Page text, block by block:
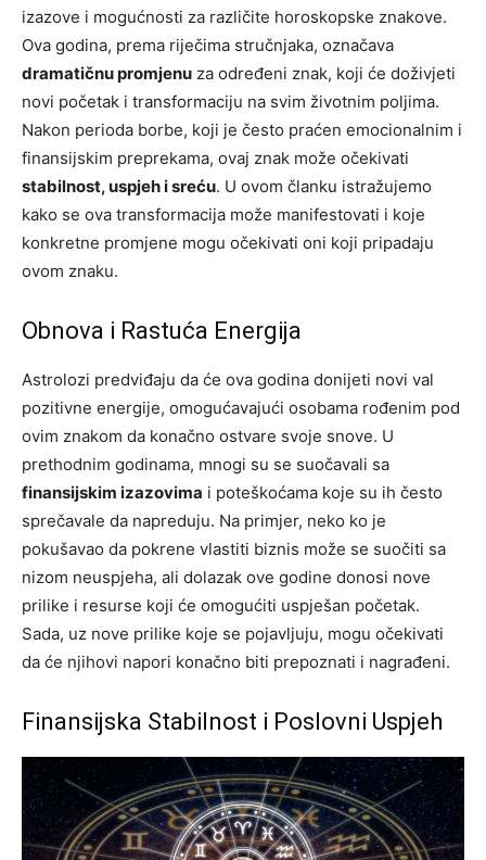
izazove i mogućnosti za različite horoskopske znakove.
Ova godina, prema riječima stručnjaka, označava
dramatičnu promjenu za određeni znak, koji će doživjeti
novi početak i transformaciju na svim životnim poljima.
Nakon perioda borbe, koji je često praćen emocionalnim i
finansijskim preprekama, ovaj znak može očekivati
stabilnost, uspjeh i sreću. U ovom članku istražujemo
kako se ova transformacija može manifestovati i koje
konkretne promjene mogu očekivati oni koji pripadaju
ovom znaku.
Obnova i Rastuća Energija
Astrolozi predviđaju da će ova godina donijeti novi val
pozitivne energije, omogućavajući osobama rođenim pod
ovim znakom da konačno ostvare svoje snove. U
prethodnim godinama, mnogi su se suočavali sa
finansijskim izazovima i poteškoćama koje su ih često
sprečavale da napreduju. Na primjer, neko ko je
pokušavao da pokrene vlastiti biznis može se suočiti sa
nizom neuspjeha, ali dolazak ove godine donosi nove
prilike i resurse koji će omogućiti uspješan početak.
Sada, uz nove prilike koje se pojavljuju, mogu očekivati
da će njihovi napori konačno biti prepoznati i nagrađeni.
Finansijska Stabilnost i Poslovni Uspjeh